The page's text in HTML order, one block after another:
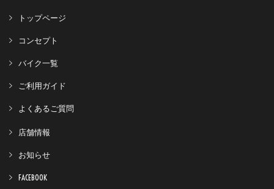
トップページ
コンセプト
バイク一覧
ご利用ガイド
よくあるご質問
店舗情報
お知らせ
FACEBOOK